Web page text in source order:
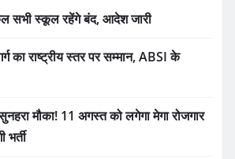
सभी स्कूल रहेंगे बंद, आदेश जारी
का राष्ट्रीय स्तर पर सम्मान, ABSI के
मौका! 11 अगस्त को लगेगा मेगा रोजगार
भर्ती